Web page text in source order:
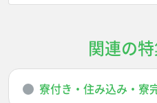
関連の
寮付き・住み込み・寮